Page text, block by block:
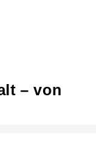
– von